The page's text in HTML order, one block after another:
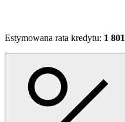
Estymowana rata kredytu: 1